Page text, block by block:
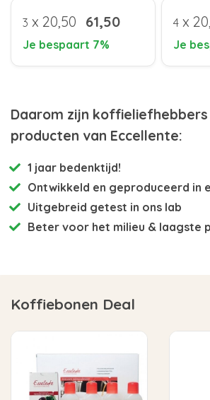
3 x 20,50 61,50
Je bespaart 7%
4 x
Je
Daarom zijn
producten van Eccellente:
1 jaar bedenktijd!
Ontwikkeld en geproduceerd in
Uitgebreid getest in ons lab
Beter voor het milieu & laagste
Koffiebonen Deal